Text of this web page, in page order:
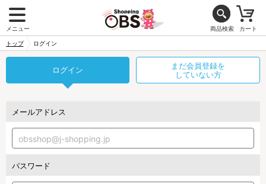
メニュー 商品検索 カート
トップ ログイン
ログイン
まだ会員登録を
していない方
メールアドレス
パスワード